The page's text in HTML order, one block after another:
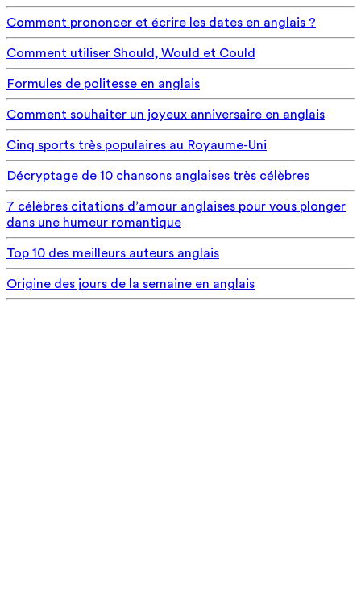
Comment prononcer et écrire les dates en anglais ?
Comment utiliser Should, Would et Could
Formules de politesse en anglais
Comment souhaiter un joyeux anniversaire en anglais
Cinq sports très populaires au Royaume-Uni
Décryptage de 10 chansons anglaises très célèbres
7 célèbres citations d’amour anglaises pour vous plonger
dans une humeur romantique
Top 10 des meilleurs auteurs anglais
Origine des jours de la semaine en anglais